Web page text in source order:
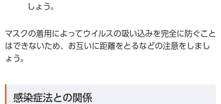
しょう。
マスクの着用によってウイルスの吸い込みを完全に防ぐこと
はできないため、お互いに距離をとるなどの注意をしまし
ょう。
感染症法との関係